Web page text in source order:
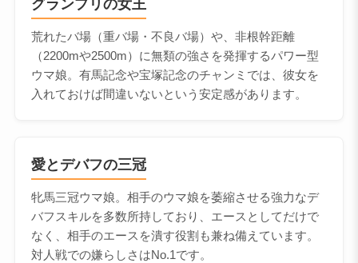
グランプリの女王
荒れたバ場（重バ場・不良バ場）や、非根幹距離
（2200mや2500m）に無類の強さを発揮するパワー型
ウマ娘。有馬記念や宝塚記念のチャンミでは、彼女を
入れておけば間違いないという安定感があります。
愛とデバフの三冠
牝馬三冠ウマ娘。相手のウマ娘を萎縮させる強力なデ
バフスキルを多数所持しており、エースとしてだけで
なく、相手のエースを潰す役割も兼ね備えています。
対人戦での嫌らしさはNo.1です。